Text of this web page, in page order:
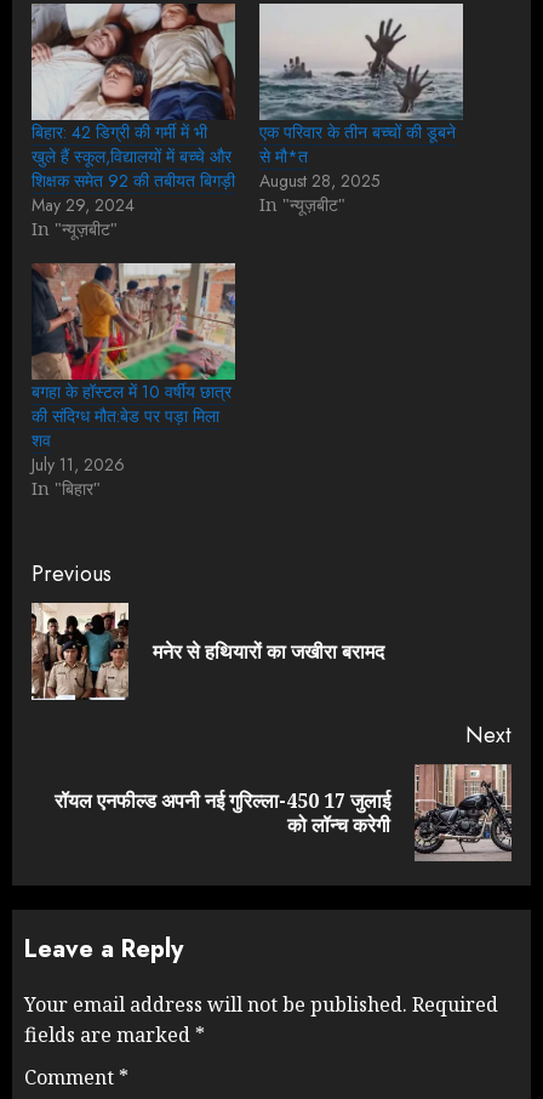
बिहार: 42 डिग्री की गर्मी में भी
खुले हैं स्कूल,विद्यालयों में बच्चे और
शिक्षक समेत 92 की तबीयत बिगड़ी
May 29, 2024
In "न्यूज़बीट"
एक परिवार के तीन बच्चों की डूबने
से मौ*त
August 28, 2025
In "न्यूज़बीट"
बगहा के हॉस्टल में 10 वर्षीय छात्र
की संदिग्ध मौत:बेड पर पड़ा मिला
शव
July 11, 2026
In "बिहार"
Continue
Reading
Previous
मनेर से हथियारों का जखीरा बरामद
Next
Next
रॉयल एनफील्ड अपनी नई गुरिल्ला-450 17 जुलाई
को लॉन्च करेगी
Leave a Reply
Your email address will not be published. Required
fields are marked *
Comment *